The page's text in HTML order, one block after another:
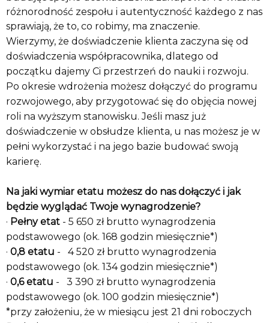
różnorodność zespołu i autentyczność każdego z nas
sprawiają, że to, co robimy, ma znaczenie.
Wierzymy, że doświadczenie klienta zaczyna się od
doświadczenia współpracownika, dlatego od
początku dajemy Ci przestrzeń do nauki i rozwoju.
Po okresie wdrożenia możesz dołączyć do programu
rozwojowego, aby przygotować się do objęcia nowej
roli na wyższym stanowisku. Jeśli masz już
doświadczenie w obsłudze klienta, u nas możesz je w
pełni wykorzystać i na jego bazie budować swoją
karierę.
Na jaki wymiar etatu możesz do nas dołączyć i jak
będzie wyglądać Twoje wynagrodzenie?
· Pełny etat - 5 650 zł brutto wynagrodzenia
podstawowego (ok. 168 godzin miesięcznie*)
· 0,8 etatu - 4 520 zł brutto wynagrodzenia
podstawowego (ok. 134 godzin miesięcznie*)
· 0,6 etatu - 3 390 zł brutto wynagrodzenia
podstawowego (ok. 100 godzin miesięcznie*)
*przy założeniu, że w miesiącu jest 21 dni roboczych